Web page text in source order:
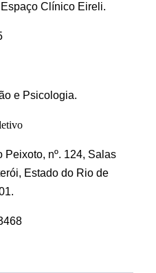
Clínico Eireli.
e Psicologia.
Peixoto, nº. 124, Salas
Estado do Rio de